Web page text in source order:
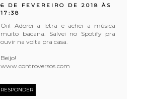
6 DE FEVEREIRO DE 2018 ÀS
17:38
Oii! Adorei a letra e achei a música
muito bacana. Salvei no Spotify pra
ouvir na volta pra casa.
Beijo!
www.controversos.com
RESPONDER